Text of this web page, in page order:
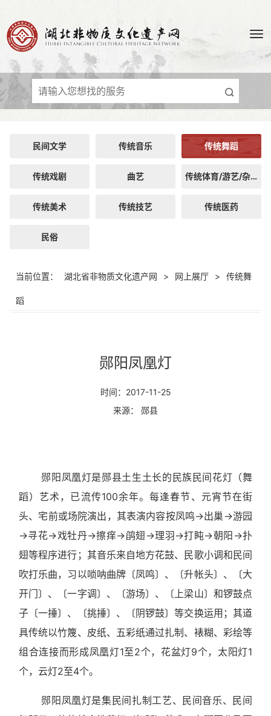
民间文学 传统音乐 传统舞蹈
传统戏剧 曲艺 传统体育/游艺/杂技
传统美术 传统技艺 传统医药
民俗
当前位置： 湖北省非物质文化遗产网 > 网上展厅 > 传统舞
蹈
郧阳凤凰灯
时间：2017-11-25
来源： 郧县
郧阳凤凰灯是郧县土生土长的民族民间花灯（舞
蹈）艺术，已流传100余年。每逢春节、元宵节在街
头、宅前或场院演出，其表演内容按凤鸣→出巢→游园
→寻花→戏牡丹→擦痒→鹐翅→理羽→打盹→朝阳→扑
翅等程序进行；其音乐来自地方花鼓、民歌小调和民间
吹打乐曲，习以唢呐曲牌〔凤鸣〕、〔升帐头〕、〔大
开门〕、〔一字调〕、〔游场〕、〔上梁山〕和锣鼓点
子〔一捶〕、〔挑捶〕、〔阴锣鼓〕等交换运用；其道
具传统以竹篾、皮纸、五彩纸通过扎制、裱糊、彩绘等
组合连接而形成凤凰灯1至2个，花盆灯9个，太阳灯1
个，云灯2至4个。
郧阳凤凰灯是集民间扎制工艺、民间音乐、民间